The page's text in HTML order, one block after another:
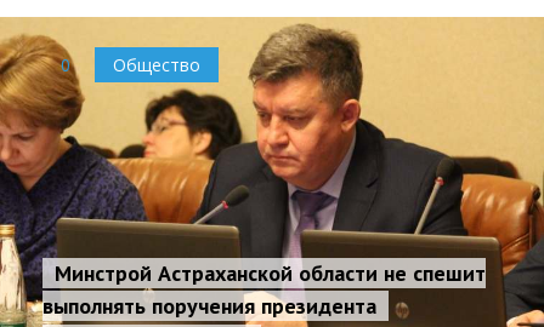
0 Общество
Минстрой Астраханской области не спешит
выполнять поручения президента